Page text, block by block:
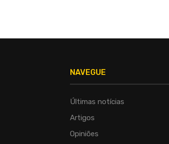
NAVEGUE
Últimas notícias
Artigos
Opiniões